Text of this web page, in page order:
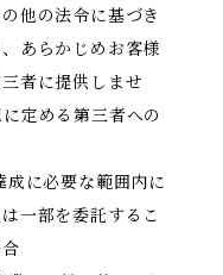
他の法令に基づき
あらかじめお客様
者に提供しませ
定める第三者への
成に必要な範囲内に
一部を委託するこ